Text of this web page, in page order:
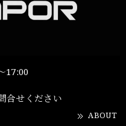
17:00
合せください
ABOUT